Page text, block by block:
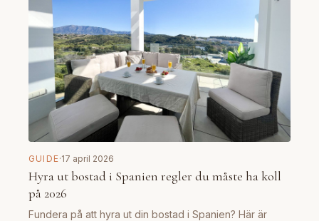
GUIDE·17 april 2026
Hyra ut bostad i Spanien regler du måste ha koll
på 2026
Fundera på att hyra ut din bostad i Spanien? Här är